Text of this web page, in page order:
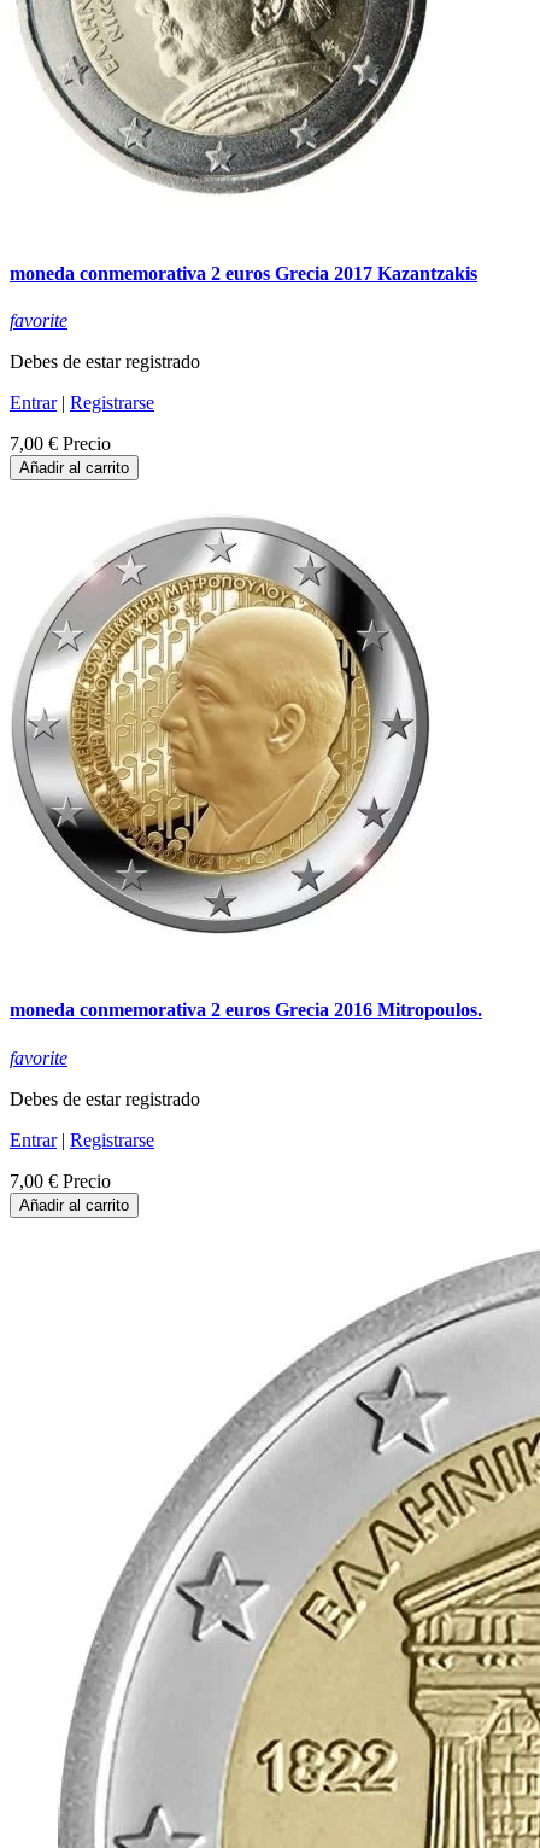
moneda conmemorativa 2 euros Grecia 2017 Kazantzakis
favorite
Debes de estar registrado
Entrar| Registrarse
7,00 € Precio
Añadir al carrito
moneda conmemorativa 2 euros Grecia 2016 Mitropoulos.
favorite
Debes de estar registrado
Entrar| Registrarse
7,00 € Precio
Añadir al carrito